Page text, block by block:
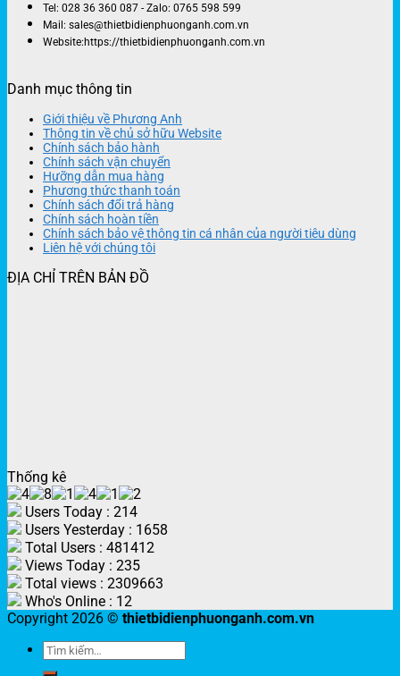
Tel: 028 36 360 087 - Zalo: 0765 598 599
Mail: sales@thietbidienphuonganh.com.vn
Website:https://thietbidienphuonganh.com.vn
Danh mục thông tin
Giới thiệu về Phương Anh
Thông tin về chủ sở hữu Website
Chính sách bảo hành
Chính sách vận chuyển
Hưỡng dẫn mua hàng
Phương thức thanh toán
Chính sách đổi trả hàng
Chính sách hoàn tiền
Chính sách bảo vệ thông tin cá nhân của người tiêu dùng
Liên hệ với chúng tôi
ĐỊA CHỈ TRÊN BẢN ĐỒ
Thống kê
Users Today : 214
Users Yesterday : 1658
Total Users : 481412
Views Today : 235
Total views : 2309663
Who's Online : 12
Copyright 2026 © thietbidienphuonganh.com.vn